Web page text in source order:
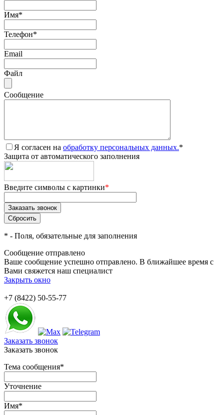
Имя*
Телефон*
Email
Файл
Сообщение
Я согласен на обработку персональных данных.*
Защита от автоматического заполнения
Введите символы с картинки*
* - Поля, обязательные для заполнения
Сообщение отправлено
Ваше сообщение успешно отправлено. В ближайшее время с
Вами свяжется наш специалист
Закрыть окно
+7 (8422) 50-55-77
Заказать звонок
Заказать звонок
Тема сообщения*
Уточнение
Имя*